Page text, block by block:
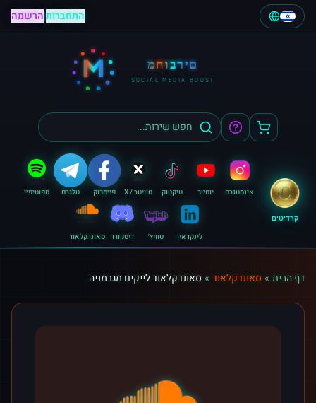
התחברות|הרשמה
M מחוברים
SOCIAL MEDIA BOOST
קרדיטים
אינסטגרם יוטיוב טיקטוק טוויטר / X פייסבוק טלגרם ספוטיפיי
לינקדאין טוויץ׳ דיסקורד סאונדקלאוד
דף הבית » סאונדקלאוד » סאונדקלאוד לייקים מגרמניה